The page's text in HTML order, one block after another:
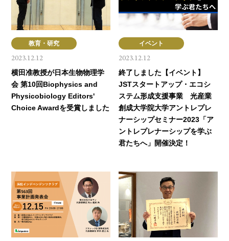
教育・研究
2023.12.12
横田准教授が日本生物物理学
会 第10回Biophysics and
Physicobiology Editors'
Choice Awardを受賞しました
イベント
2023.12.12
終了しました【イベント】
JSTスタートアップ・エコシ
ステム形成支援事業 光産業
創成大学院大学アントレプレ
ナーシップセミナー2023「ア
ントレプレナーシップを学ぶ
君たちへ」開催決定！